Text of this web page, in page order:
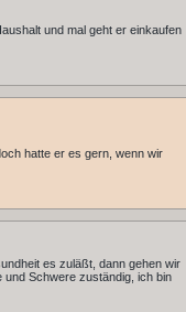
und mal geht er einkaufen
hatte er es gern, wenn wir
es zuläßt, dann gehen wir
Schwere zuständig, ich bin